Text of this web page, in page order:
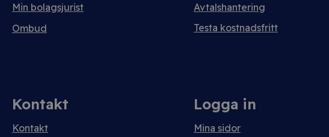
Min bolagsjurist
Ombud
Avtalshantering
Testa kostnadsfritt
Kontakt
Kontakt
Logga in
Mina sidor